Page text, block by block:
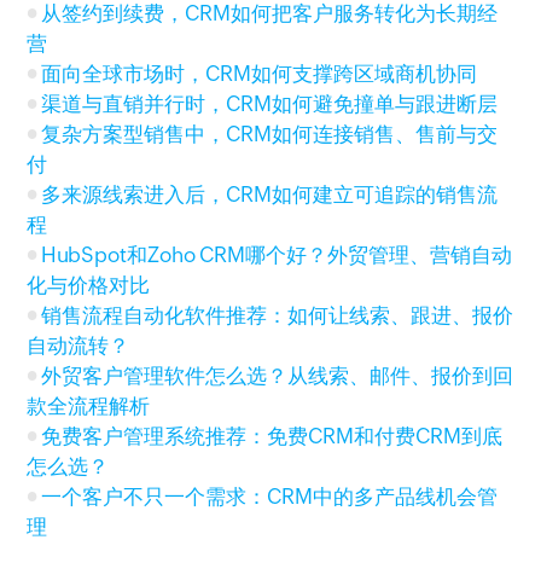
从签约到续费，CRM如何把客户服务转化为长期经
营
面向全球市场时，CRM如何支撑跨区域商机协同
渠道与直销并行时，CRM如何避免撞单与跟进断层
复杂方案型销售中，CRM如何连接销售、售前与交
付
多来源线索进入后，CRM如何建立可追踪的销售流
程
HubSpot和Zoho CRM哪个好？外贸管理、营销自动
化与价格对比
销售流程自动化软件推荐：如何让线索、跟进、报价
自动流转？
外贸客户管理软件怎么选？从线索、邮件、报价到回
款全流程解析
免费客户管理系统推荐：免费CRM和付费CRM到底
怎么选？
一个客户不只一个需求：CRM中的多产品线机会管
理